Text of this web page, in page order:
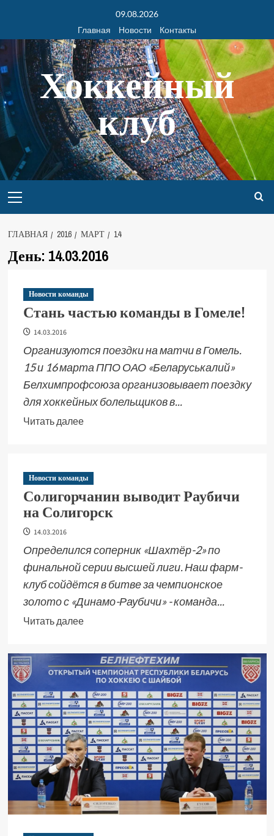
09.08.2026
Главная
Новости Контакты
Хоккейный
клуб
ГЛАВНАЯ 2016 МАРТ 14
День: 14.03.2016
Новости команды
Стань частью команды в Гомеле!
14.03.2016
Организуются поездки на матчи в Гомель.
15 и 16 марта ППО ОАО «Беларуськалий»
Белхимпрофсоюза организовывает поездку
для хоккейных болельщиков в...
Читать далее
Новости команды
Солигорчанин выводит Раубичи
на Солигорск
14.03.2016
Определился соперник «Шахтёр-2» по
финальной серии высшей лиги. Наш фарм-
клуб сойдётся в битве за чемпионское
золото с «Динамо-Раубичи» - команда...
Читать далее